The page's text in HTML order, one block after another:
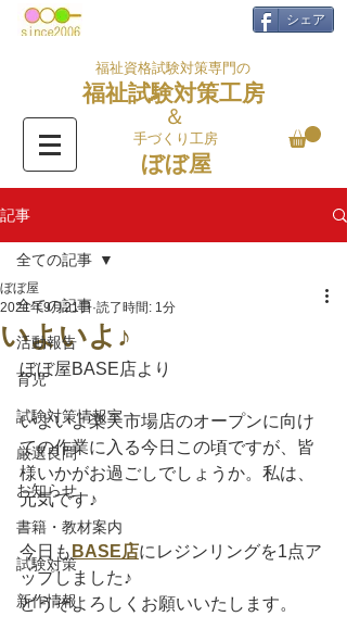
シェア
福祉資格試験対策専門の
福祉試験対策工房
＆
手づくり工房
ぼぼ屋
記事
全ての記事
活動報告
育児
試験対策情報室
厳選良問
お知らせ
書籍・教材案内
試験対策
新作情報
全ての記事
いよいよ♪
ぼぼ屋
2021年9月21日 読了時間: 1分
ぼぼ屋BASE店より
いよいよ楽天市場店のオープンに向け
ての作業に入る今日この頃ですが、皆
様いかがお過ごしでしょうか。私は、
元気です♪
今日も BASE店にレジンリングを1点ア
ップしました♪
どうぞよろしくお願いいたします。